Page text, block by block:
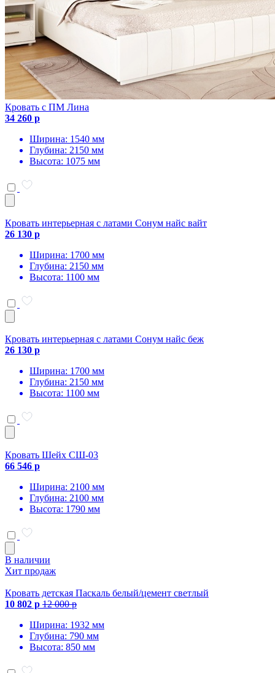
Кровать с ПМ Лина
34 260 р
Ширина: 1540 мм
Глубина: 2150 мм
Высота: 1075 мм
Кровать интерьерная с латами Сонум найс вайт
26 130 р
Ширина: 1700 мм
Глубина: 2150 мм
Высота: 1100 мм
Кровать интерьерная с латами Сонум найс беж
26 130 р
Ширина: 1700 мм
Глубина: 2150 мм
Высота: 1100 мм
Кровать Шейх СШ-03
66 546 р
Ширина: 2100 мм
Глубина: 2100 мм
Высота: 1790 мм
В наличии
Хит продаж
Кровать детская Паскаль белый/цемент светлый
10 802 р 12 000 р
Ширина: 1932 мм
Глубина: 790 мм
Высота: 850 мм